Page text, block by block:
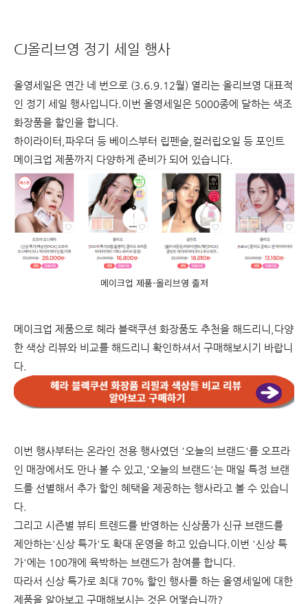
CJ올리브영 정기 세일 행사
올영세일은 연간 네 번으로 (3.6.9.12월) 열리는 올리브영 대표적
인 정기 세일 행사입니다.이번 올영세일은 5000종에 달하는 색조
화장품을 할인을 합니다.
하이라이터,파우더 등 베이스부터 립펜슬,컬러립오일 등 포인트
메이크업 제품까지 다양하게 준비가 되어 있습니다.
메이크업 제품-올리브영 출저
메이크업 제품으로 헤라 블랙쿠션 화장품도 추천을 해드리니,다양
한 색상 리뷰와 비교를 해드리니 확인하셔서 구매해보시기 바랍니
다.
이번 행사부터는 온라인 전용 행사였던 '오늘의 브랜드'를 오프라
인 매장에서도 만나 볼 수 있고,'오늘의 브랜드'는 매일 특정 브랜
드를 선별해서 추가 할인 혜택을 제공하는 행사라고 볼 수 있습니
다.
그리고 시즌별 뷰티 트렌드를 반영하는 신상품가 신규 브랜드를
제안하는'신상 특가'도 확대 운영을 하고 있습니다.이번 '신상 특
가'에는 100개에 육박하는 브랜드가 참여를 합니다.
따라서 신상 특가로 최대 70% 할인 행사를 하는 올영세일에 대한
제품을 알아보고 구매해보시는 것은 어떻습니까?